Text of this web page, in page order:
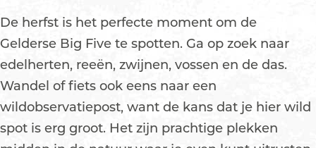
De herfst is het perfecte moment om de
Gelderse Big Five te spotten. Ga op zoek naar
edelherten, reeën, zwijnen, vossen en de das.
Wandel of fiets ook eens naar een
wildobservatiepost, want de kans dat je hier wild
spot is erg groot. Het zijn prachtige plekken